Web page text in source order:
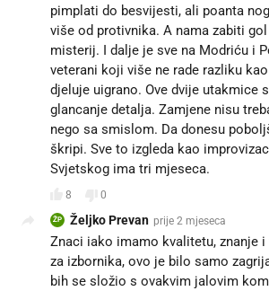
pimplati do besvijesti, ali poanta
više od protivnika. A nama zabiti
misterij. I dalje je sve na Modriću i
veterani koji više ne rade razliku
djeluje uigrano. Ove dvije utakmice
glancanje detalja. Zamjene nisu
nego sa smislom. Da donesu
škripi. Sve to izgleda kao
Svjetskog ima tri mjeseca.
8 0
ŽP Željko Prevan prije 2 mjeseca
Znaci iako imamo kvalitetu, znanje
za izbornika, ovo je bilo samo
bih se složio s ovakvim jalovim